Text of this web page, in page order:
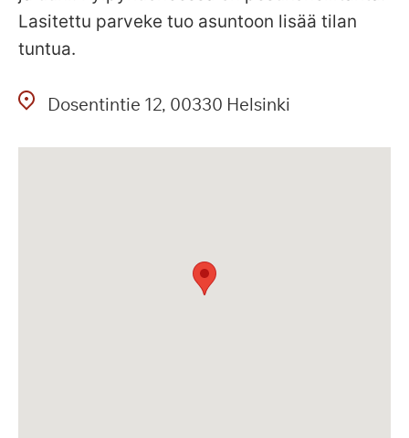
Lasitettu parveke tuo asuntoon lisää tilan
tuntua.
Dosentintie 12 00330 Helsinki